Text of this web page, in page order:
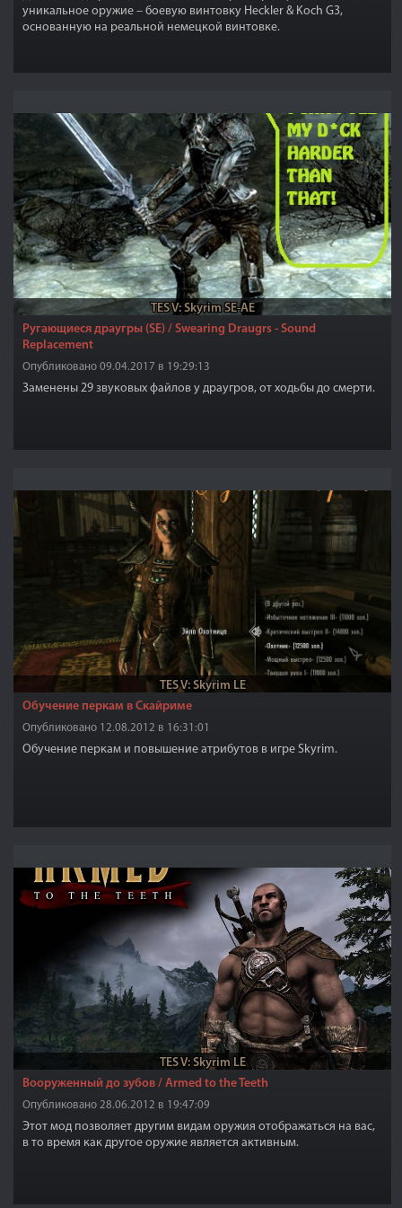
уникальное оружие – боевую винтовку Heckler & Koch G3,
основанную на реальной немецкой винтовке.
TES V: Skyrim SE-AE
Ругающиеся драугры (SE) / Swearing Draugrs - Sound
Replacement
Опубликовано 09.04.2017 в 19:29:13
Заменены 29 звуковых файлов у драугров, от ходьбы до смерти.
TES V: Skyrim LE
Обучение перкам в Скайриме
Опубликовано 12.08.2012 в 16:31:01
Обучение перкам и повышение атрибутов в игре Skyrim.
TES V: Skyrim LE
Вооруженный до зубов / Armed to the Teeth
Опубликовано 28.06.2012 в 19:47:09
Этот мод позволяет другим видам оружия отображаться на вас,
в то время как другое оружие является активным.